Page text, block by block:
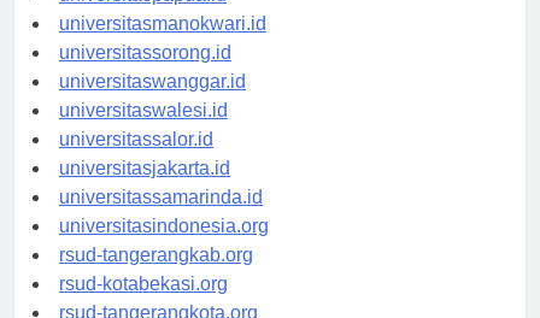
universitaspapua.id
universitasmanokwari.id
universitassorong.id
universitaswanggar.id
universitaswalesi.id
universitassalor.id
universitasjakarta.id
universitassamarinda.id
universitasindonesia.org
rsud-tangerangkab.org
rsud-kotabekasi.org